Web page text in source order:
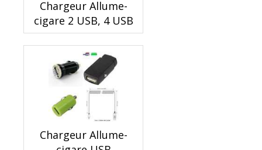
Chargeur Allume-
cigare 2 USB, 4 USB
Chargeur Allume-